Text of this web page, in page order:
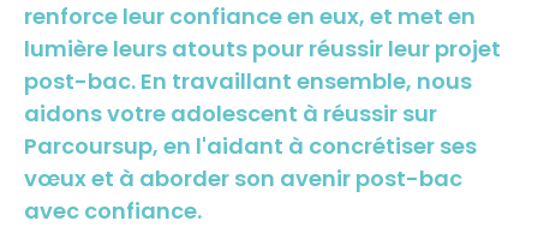
renforce leur confiance en eux, et met en
lumière leurs atouts pour réussir leur projet
post-bac. En travaillant ensemble, nous
aidons votre adolescent à réussir sur
Parcoursup, en l'aidant à concrétiser ses
vœux et à aborder son avenir post-bac
avec confiance.